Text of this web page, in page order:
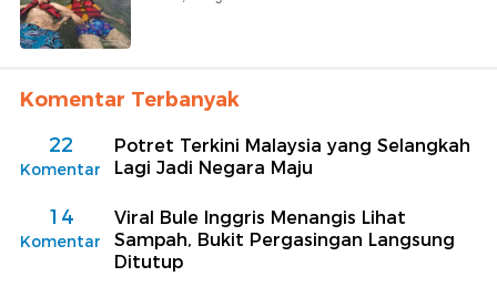
Komentar Terbanyak
22
Komentar
Potret Terkini Malaysia yang Selangkah
Lagi Jadi Negara Maju
14
Komentar
Viral Bule Inggris Menangis Lihat
Sampah, Bukit Pergasingan Langsung
Ditutup